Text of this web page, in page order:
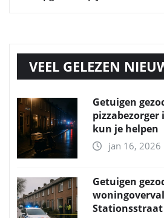
VEEL GELEZEN
Getuigen
pizzabezorger
kun je helpen
jan 16, 2026
Getuigen